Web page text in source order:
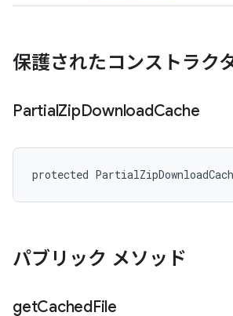
保護されたコンストラク
PartialZipDownloadCache
protected
パブリック メソッド
getCachedFile